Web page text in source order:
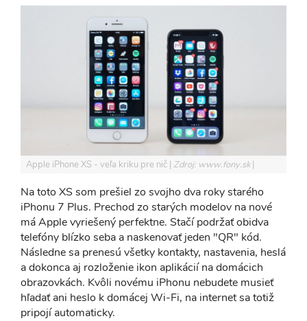
Apple iPhone XS - veľa kriku pre nič Zdroj: www.fony.sk
Na toto XS som prešiel zo svojho dva roky starého
iPhonu 7 Plus. Prechod zo starých modelov na nové
má Apple vyriešený perfektne. Stačí podržať obidva
telefóny blízko seba a naskenovať jeden "QR" kód.
Následne sa prenesú všetky kontakty, nastavenia, heslá
a dokonca aj rozloženie ikon aplikácií na domácich
obrazovkách. Kvôli novému iPhonu nebudete musieť
hľadať ani heslo k domácej Wi-Fi, na internet sa totiž
pripojí automaticky.